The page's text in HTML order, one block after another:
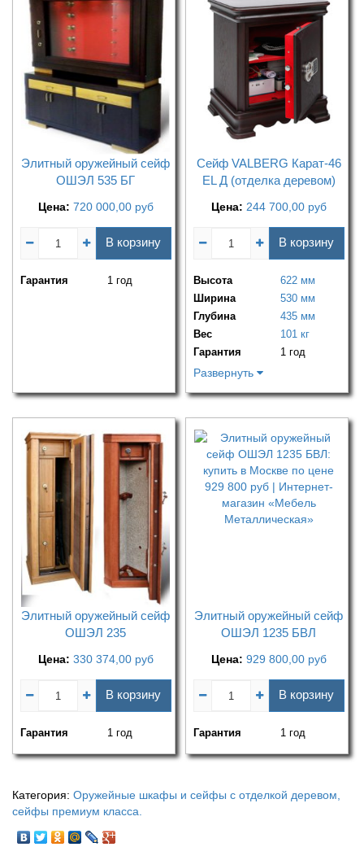
Элитный оружейный сейф
ОШЭЛ 535 БГ
Цена: 720 000,00 руб
В корзину
Гарантия 1 год
Сейф VALBERG Карат-46
EL Д (отделка деревом)
Цена: 244 700,00 руб
В корзину
Высота
622 мм
Ширина
530 мм
Глубина
435 мм
Вес
101 кг
Гарантия
1 год
Развернуть
Элитный оружейный сейф
ОШЭЛ 235
Цена: 330 374,00 руб
В корзину
Гарантия 1 год
Элитный оружейный сейф
ОШЭЛ 1235 БВЛ
Цена: 929 800,00 руб
В корзину
Гарантия 1 год
Категория: Оружейные шкафы и сейфы с отделкой деревом,
сейфы премиум класса.